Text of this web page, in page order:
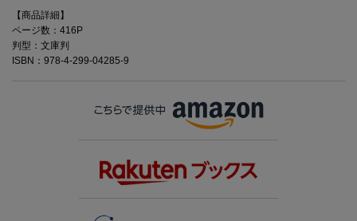
【商品詳細】
ページ数：416P
判型：文庫判
ISBN：978-4-299-04285-9